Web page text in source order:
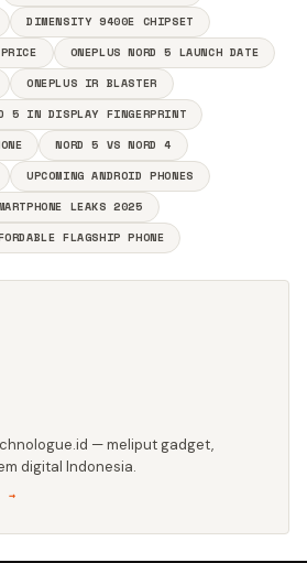
DIMENSITY 9400E CHIPSET
ONEPLUS NORD 5 LAUNCH DATE
ONEPLUS IR BLASTER
5 IN DISPLAY FINGERPRINT
NORD 5 VS NORD 4
UPCOMING ANDROID PHONES
LEAKS 2025
FLAGSHIP PHONE
— meliput gadget,
digital Indonesia.
→